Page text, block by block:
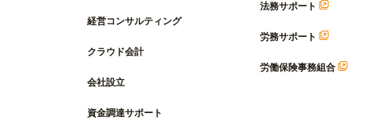
経営コンサルティング
クラウド会計
会社設立
資金調達サポート
法務サポート
労務サポート
労働保険事務組合